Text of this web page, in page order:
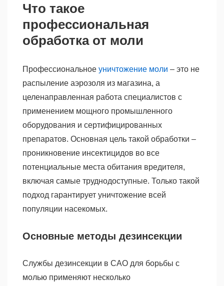
Что такое
профессиональная
обработка от моли
Профессиональное уничтожение моли – это не
распыление аэрозоля из магазина, а
целенаправленная работа специалистов с
применением мощного промышленного
оборудования и сертифицированных
препаратов. Основная цель такой обработки –
проникновение инсектицидов во все
потенциальные места обитания вредителя,
включая самые труднодоступные. Только такой
подход гарантирует уничтожение всей
популяции насекомых.
Основные методы дезинсекции
Службы дезинсекции в САО для борьбы с
молью применяют несколько